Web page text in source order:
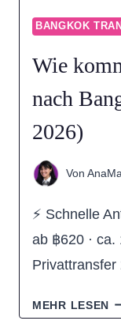
BANGKOK
Wie
nach
2026)
Von
⚡ Schnelle
ab ฿620 ·
MEHR LESEN